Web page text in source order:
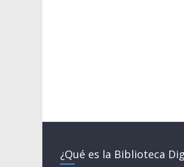
¿Qué es la Biblioteca